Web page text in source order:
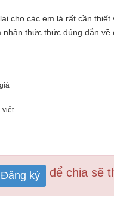
cho các em là rất cần
thức thức đúng đắn về
viết
Đăng ký để chia sẽ